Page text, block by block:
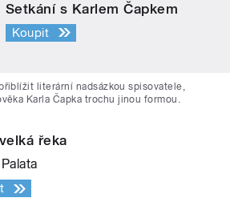
Setkání s Karlem Čapkem
Koupit
literární nadsázkou spisovatele,
Karla Čapka trochu jinou formou.
řeka